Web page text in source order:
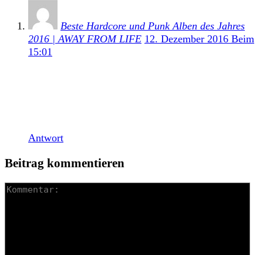
Beste Hardcore und Punk Alben des Jahres
2016 | AWAY FROM LIFE 12. Dezember 2016 Beim
15:01
Antwort
Beitrag kommentieren